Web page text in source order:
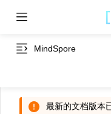
MindSpore
最新的文档版本